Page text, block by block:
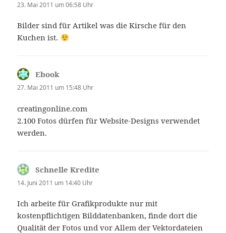
23. Mai 2011 um 06:58 Uhr
Bilder sind für Artikel was die Kirsche für den
Kuchen ist.
Ebook
27. Mai 2011 um 15:48 Uhr
creatingonline.com
2.100 Fotos dürfen für Website-Designs verwendet
werden.
Schnelle Kredite
14. Juni 2011 um 14:40 Uhr
Ich arbeite für Grafikprodukte nur mit
kostenpflichtigen Bilddatenbanken, finde dort die
Qualität der Fotos und vor Allem der Vektordateien